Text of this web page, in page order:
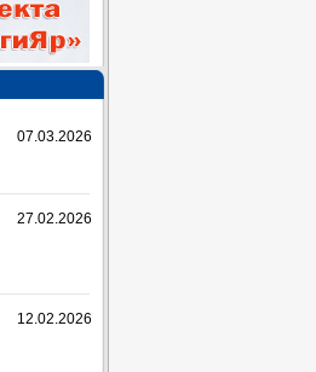
07.03.2026
27.02.2026
12.02.2026